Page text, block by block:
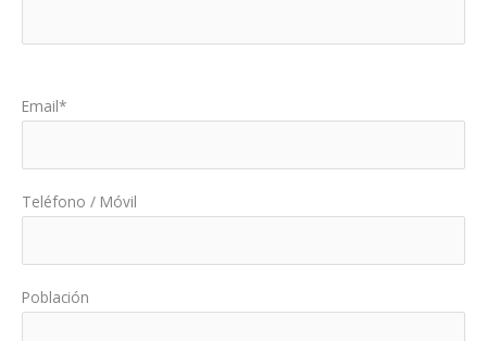
Email*
Teléfono / Móvil
Población